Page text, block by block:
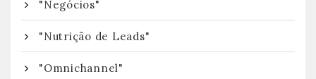
"Negócios"
"Nutrição de Leads"
"Omnichannel"